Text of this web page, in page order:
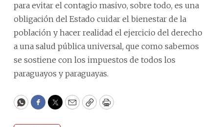
para evitar el contagio masivo, sobre todo, es una
obligación del Estado cuidar el bienestar de la
población y hacer realidad el ejercicio del derecho
a una salud pública universal, que como sabemos
se sostiene con los impuestos de todos los
paraguayos y paraguayas.
WhatsApp
Facebook
Twitter
EmailCopyPrint